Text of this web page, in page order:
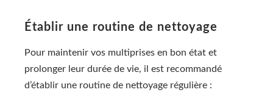
Établir une routine de nettoyage
Pour maintenir vos multiprises en bon état et
prolonger leur durée de vie, il est recommandé
d’établir une routine de nettoyage régulière :